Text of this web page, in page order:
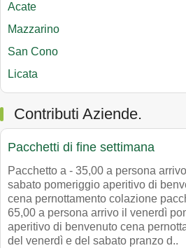
Acate
Mazzarino
San Cono
Licata
Contributi Aziende.
Pacchetti di fine settimana
Pacchetto a - 35,00 a persona arrivo
sabato pomeriggio aperitivo di
cena pernottamento colazione
65,00 a persona arrivo il venerdì
aperitivo di benvenuto cena
del venerdì e del sabato pranzo d..